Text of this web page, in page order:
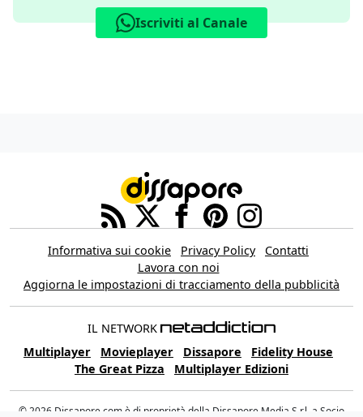
Iscriviti al Canale
Informativa sui cookie Privacy Policy
Contatti
Lavora con noi
Aggiorna le impostazioni di tracciamento della pubblicità
IL NETWORK
Multiplayer
Movieplayer Dissapore
Fidelity House
The Great Pizza
Multiplayer Edizioni
© 2026 Dissapore.com è di proprietà della Dissapore Media S.r.l. a Socio